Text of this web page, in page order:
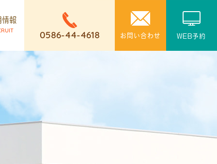
0586-44-4618 お問い合わせ WEB予約
情報